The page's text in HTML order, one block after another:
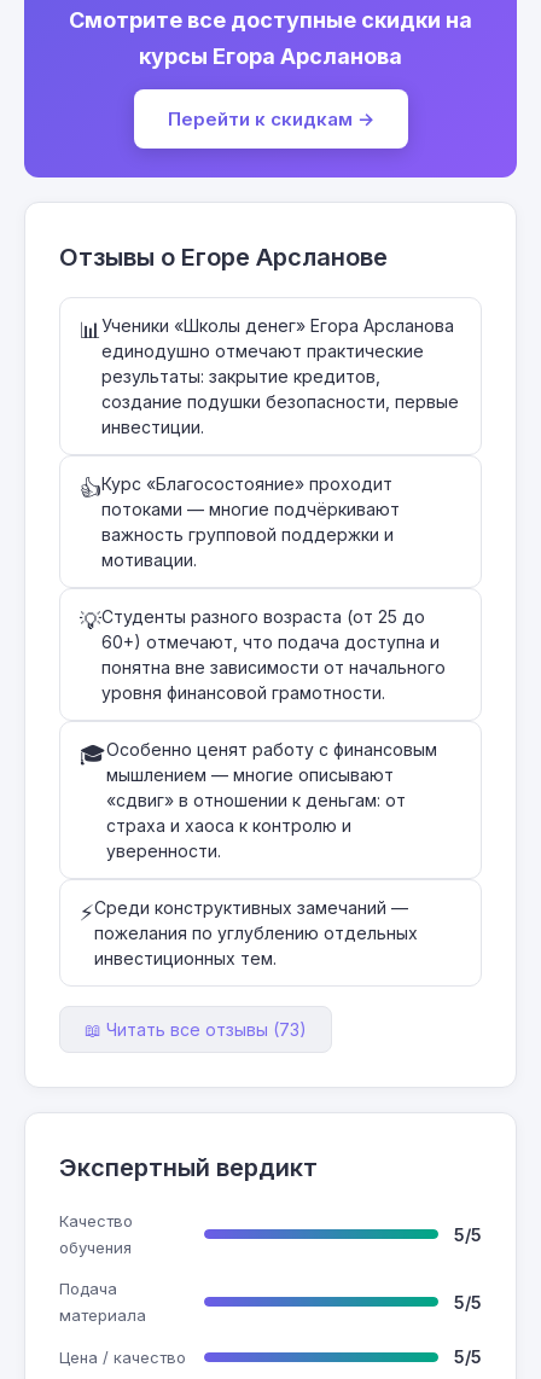
Смотрите все доступные скидки на
курсы Егора Арсланова
Перейти к скидкам →
Отзывы о Егоре Арсланове
📊 Ученики «Школы денег» Егора Арсланова
единодушно отмечают практические
результаты: закрытие кредитов,
создание подушки безопасности, первые
инвестиции.
👍Курс «Благосостояние» проходит
потоками — многие подчёркивают
важность групповой поддержки и
мотивации.
💡Студенты разного возраста (от 25 до
60+) отмечают, что подача доступна и
понятна вне зависимости от начального
уровня финансовой грамотности.
🎓Особенно ценят работу с финансовым
мышлением — многие описывают
«сдвиг» в отношении к деньгам: от
страха и хаоса к контролю и
уверенности.
⚡Среди конструктивных замечаний —
пожелания по углублению отдельных
инвестиционных тем.
📖 Читать все отзывы (73)
Экспертный вердикт
Качество
обучения
5/5
Подача
материала
5/5
Цена / качество 5/5